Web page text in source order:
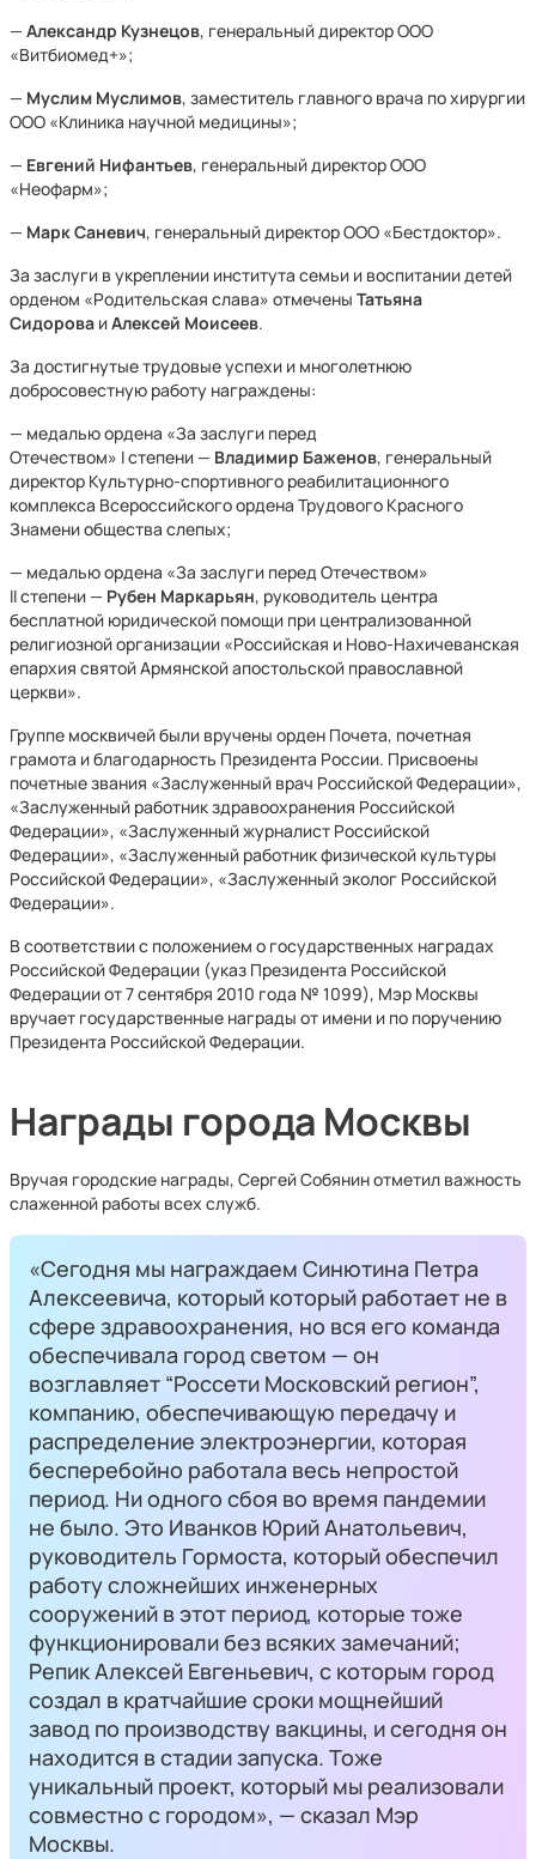
— Александр Кузнецов, генеральный директор ООО
«Витбиомед+»;
— Муслим Муслимов, заместитель главного врача по хирургии
ООО «Клиника научной медицины»;
— Евгений Нифантьев, генеральный директор ООО
«Неофарм»;
— Марк Саневич, генеральный директор ООО «Бестдоктор».
За заслуги в укреплении института семьи и воспитании детей
орденом «Родительская слава» отмечены Татьяна
Сидорова иАлексей Моисеев.
За достигнутые трудовые успехи и многолетнюю
добросовестную работу награждены:
— медалью ордена «За заслуги перед
Отечеством» I степени — Владимир Баженов, генеральный
директор Культурно-спортивного реабилитационного
комплекса Всероссийского ордена Трудового Красного
Знамени общества слепых;
— медалью ордена «За заслуги перед Отечеством»
II степени — Рубен Маркарьян, руководитель центра
бесплатной юридической помощи при централизованной
религиозной организации «Российская и Ново-Нахичеванская
епархия святой Армянской апостольской православной
церкви».
Группе москвичей были вручены орден Почета, почетная
грамота и благодарность Президента России. Присвоены
почетные звания «Заслуженный врач Российской Федерации»,
«Заслуженный работник здравоохранения Российской
Федерации», «Заслуженный журналист Российской
Федерации», «Заслуженный работник физической культуры
Российской Федерации», «Заслуженный эколог Российской
Федерации».
В соответствии с положением о государственных наградах
Российской Федерации (указ Президента Российской
Федерации от 7 сентября 2010 года № 1099), Мэр Москвы
вручает государственные награды от имени и по поручению
Президента Российской Федерации.
Награды города Москвы
Вручая городские награды, Сергей Собянин отметил важность
слаженной работы всех служб.
«Сегодня мы награждаем Синютина Петра
Алексеевича, который который работает не в
сфере здравоохранения, но вся его команда
обеспечивала город светом — он
возглавляет “Россети Московский регион”,
компанию, обеспечивающую передачу и
распределение электроэнергии, которая
бесперебойно работала весь непростой
период. Ни одного сбоя во время пандемии
не было. Это Иванков Юрий Анатольевич,
руководитель Гормоста, который обеспечил
работу сложнейших инженерных
сооружений в этот период, которые тоже
функционировали без всяких замечаний;
Репик Алексей Евгеньевич, с которым город
создал в кратчайшие сроки мощнейший
завод по производству вакцины, и сегодня он
находится в стадии запуска. Тоже
уникальный проект, который мы реализовали
совместно с городом», — сказал Мэр
Москвы.